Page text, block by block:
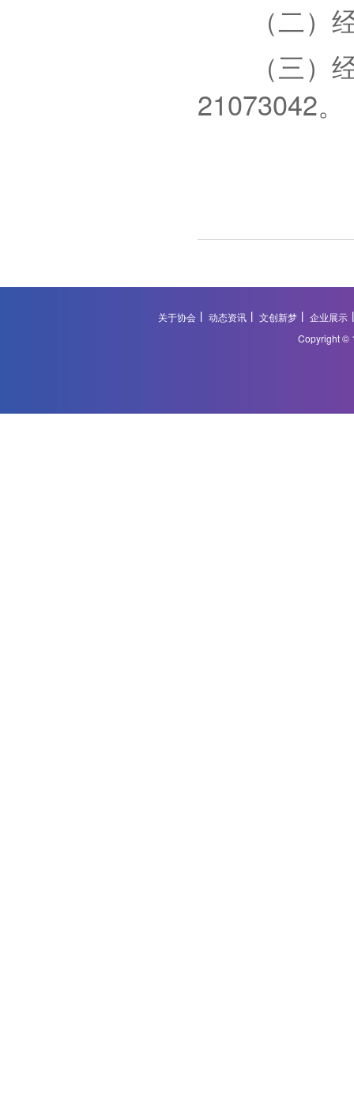
（二）经
（三）经
21073042。
关于协会 动态资讯 文创新梦
企业展示
Copyright ©